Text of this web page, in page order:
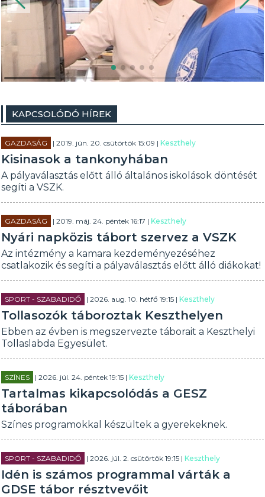
KAPCSOLÓDÓ HÍREK
GAZDASÁG | 2019. jún. 20. csütörtök 15:09 |Keszthely
Kisinasok a tankonyhában
A pályaválasztás előtt álló általános iskolások döntését
segíti a VSZK.
GAZDASÁG | 2019. máj. 24. péntek 16:17 |Keszthely
Nyári napközis tábort szervez a VSZK
Az intézmény a kamara kezdeményezéséhez
csatlakozik és segíti a pályaválasztás előtt álló diákokat!
SPORT - SZABADIDŐ | 2026. aug. 10. hétfő 19:15 |Keszthely
Tollasozók táboroztak Keszthelyen
Ebben az évben is megszervezte táborait a Keszthelyi
Tollaslabda Egyesület.
SZÍNES | 2026. júl. 24. péntek 19:15 |Keszthely
Tartalmas kikapcsolódás a GESZ
táborában
Színes programokkal készültek a gyerekeknek.
SPORT - SZABADIDŐ | 2026. júl. 2. csütörtök 19:15 |Keszthely
Idén is számos programmal várták a
GDSE tábor résztvevőit